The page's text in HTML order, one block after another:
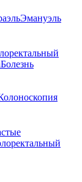
Эмануэль
Болезнь